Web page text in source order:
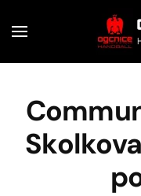
Skip to main